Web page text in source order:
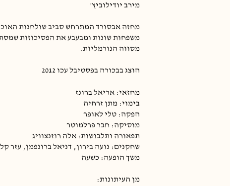
מירב יודילוביץ'
מחזה אבסורד המתרחש סביב שולחנות
משפחות שונות ומבעבע את הפסיכוזות
מסווה הנורמליות.
הוצג בבכורה בפסטיבל עכו 2012
מחזאי: אריאל ברונז
בימוי: מתן זרחיה
הפקה: טלי לאופר
מוסיקה: חבר פרלמוטר
תפאורה ותלבושות: אלה רוזנצוויג
שחקנים: נועה בירון, דניאל ברונפמן, עזר
משך הופעה: כשעה
מן העיתונות: